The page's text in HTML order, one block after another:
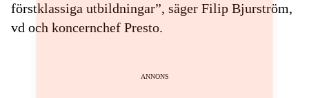
förstklassiga utbildningar”, säger Filip Bjurström,
vd och koncernchef Presto.
ANNONS